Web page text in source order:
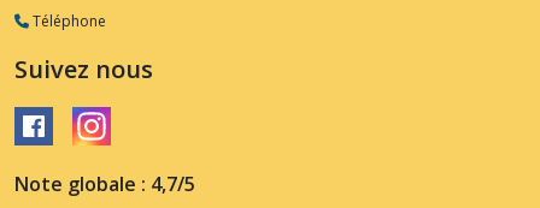
Téléphone
Suivez nous
Note globale : 4,7/5